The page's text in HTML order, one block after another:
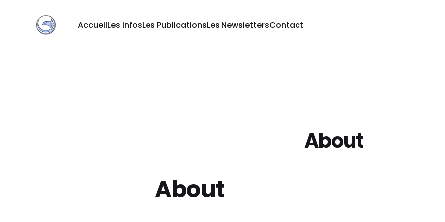
AccueilLes InfosLes PublicationsLes NewslettersContact
About
About